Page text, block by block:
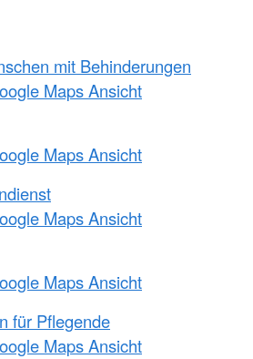
mit Behinderungen
Maps Ansicht
Maps Ansicht
Maps Ansicht
Maps Ansicht
für Pflegende
Maps Ansicht